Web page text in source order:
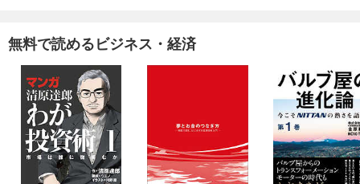
無料で読めるビジネス・経済